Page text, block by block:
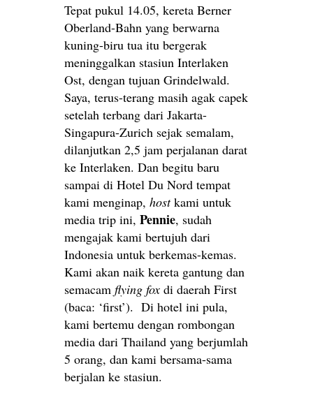
Tepat pukul 14.05, kereta Berner
Oberland-Bahn yang berwarna
kuning-biru tua itu bergerak
meninggalkan stasiun Interlaken
Ost, dengan tujuan Grindelwald.
Saya, terus-terang masih agak capek
setelah terbang dari Jakarta-
Singapura-Zurich sejak semalam,
dilanjutkan 2,5 jam perjalanan darat
ke Interlaken. Dan begitu baru
sampai di Hotel Du Nord tempat
kami menginap, hostkami untuk
media trip ini, Pennie, sudah
mengajak kami bertujuh dari
Indonesia untuk berkemas-kemas.
Kami akan naik kereta gantung dan
semacam flying fox di daerah First
(baca: ‘first’). Di hotel ini pula,
kami bertemu dengan rombongan
media dari Thailand yang berjumlah
5 orang, dan kami bersama-sama
berjalan ke stasiun.